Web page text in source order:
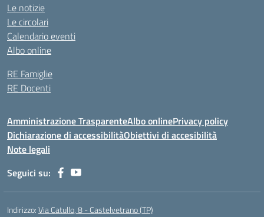
Le notizie
Le circolari
Calendario eventi
Albo online
RE Famiglie
RE Docenti
Amministrazione TrasparenteAlbo onlinePrivacy policy
Dichiarazione di accessibilitàObiettivi di accesibilità
Note legali
Seguici su:
Indirizzo:Via Catullo, 8 - Castelvetrano (TP)